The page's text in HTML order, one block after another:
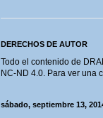
DERECHOS DE AUTOR
Todo el contenido de
NC-ND 4.0. Para ver una
sábado, septiembre 13,